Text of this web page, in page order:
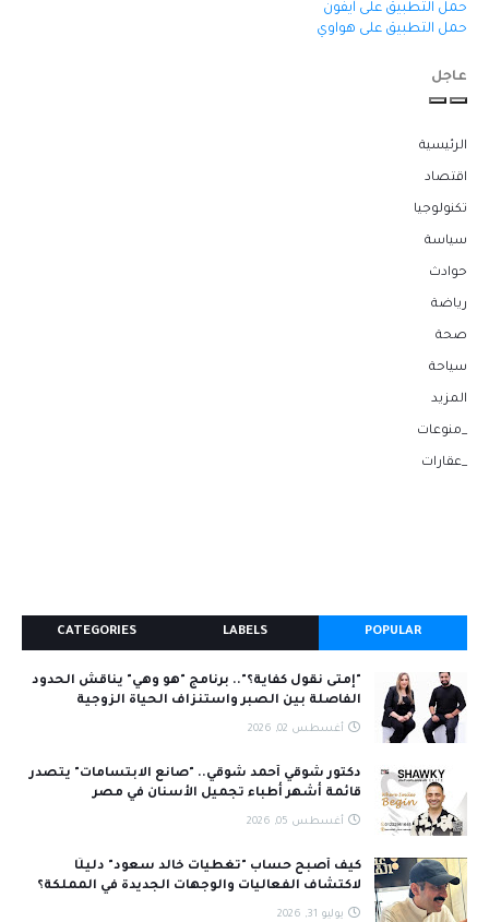
حمل التطبيق على آيفون
حمل التطبيق على هواوي
عاجل
الرئيسية
اقتصاد
تكنولوجيا
سياسة
حوادث
رياضة
صحة
سياحة
المزيد
_منوعات
_عقارات
POPULAR
LABELS
CATEGORIES
"إمتى نقول كفاية؟".. برنامج "هو وهي" يناقش الحدود
الفاصلة بين الصبر واستنزاف الحياة الزوجية
أغسطس 02, 2026
دكتور شوقي أحمد شوقي.. "صانع الابتسامات" يتصدر
قائمة أشهر أطباء تجميل الأسنان في مصر
أغسطس 05, 2026
كيف أصبح حساب "تغطيات خالد سعود" دليلًا
لاكتشاف الفعاليات والوجهات الجديدة في المملكة؟
يوليو 31, 2026